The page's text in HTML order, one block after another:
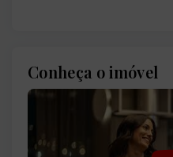
Conheça o imóvel